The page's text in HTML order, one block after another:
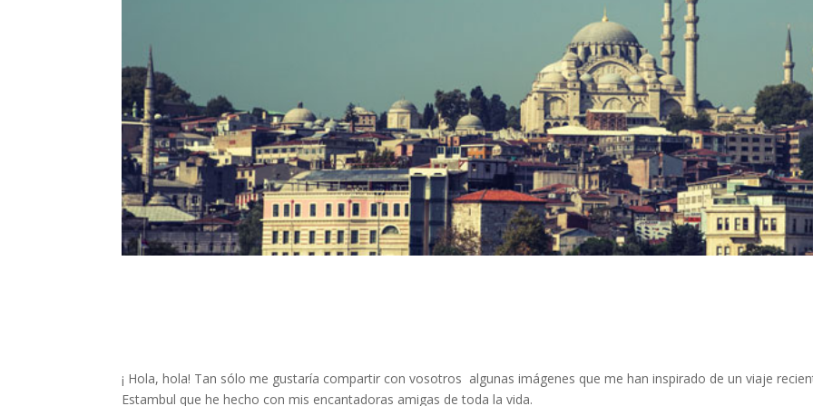
¡ Hola, hola! Tan sólo me gustaría compartir con vosotros algunas imágenes que me han inspirado de un viaje
Estambul que he hecho con mis encantadoras amigas de toda la vida.